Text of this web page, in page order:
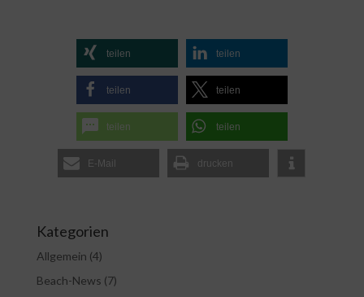
teilen teilen
teilen teilen
teilen teilen
E-Mail drucken
Kategorien
Allgemein (4)
Beach-News (7)